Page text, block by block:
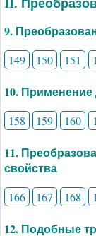
9.
149 150 151
10.
158 159 160
11.
свойства
166 167 168
12. Подобные